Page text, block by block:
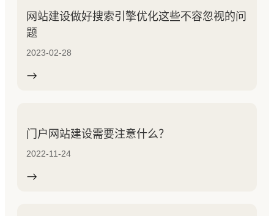
网站建设做好搜索引擎优化这些不容忽视的问
题
2023-02-28
门户网站建设需要注意什么？
2022-11-24